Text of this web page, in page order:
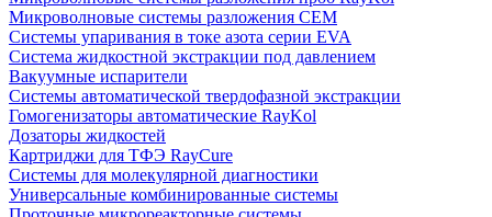
Микроволновые системы разложения CEM
Системы упаривания в токе азота серии EVA
Система жидкостной экстракции под давлением
Вакуумные испарители
Системы автоматической твердофазной экстракции
Гомогенизаторы автоматические RayKol
Дозаторы жидкостей
Картриджи для ТФЭ RayCure
Системы для молекулярной диагностики
Универсальные комбинированные системы